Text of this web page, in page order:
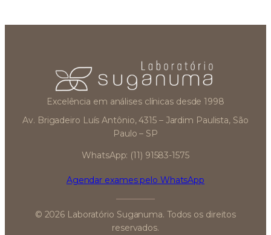
Excelência em análises clínicas desde 1998
Av. Brigadeiro Luís Antônio, 4315 – Jardim Paulista, São
Paulo – SP
WhatsApp: (11) 91583-1575
Agendar exames pelo WhatsApp
© 2026 Laboratório Suganuma. Todos os direitos
reservados.